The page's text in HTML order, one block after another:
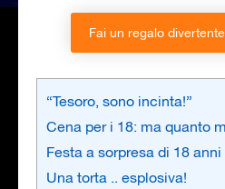
Fai un regalo
“Tesoro, sono incinta!”
Cena per i 18: ma quanto
Festa a sorpresa di 18
Una torta .. esplosiva!